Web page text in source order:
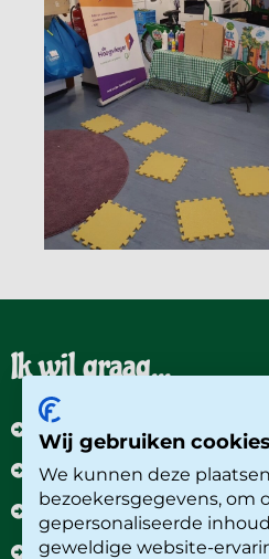
Ik wil graag...
Een rondleiding
Mijn kind inschrijven
Werken bij Okidoki
Inloggen in het
Wij gebruiken cookies
We kunnen deze
bezoekersgegevens, om
gepersonaliseerde
geweldige website-